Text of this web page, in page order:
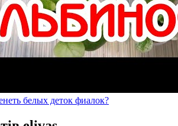
белых деток фиалок?